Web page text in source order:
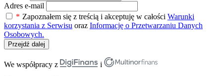
Adres e-mail
* Zapoznałem się z treścią i akceptuję w całości Warunki
korzystania z Serwisu oraz Informację o Przetwarzaniu Danych
Osobowych.
Przejdź dalej
We współpracy z
i